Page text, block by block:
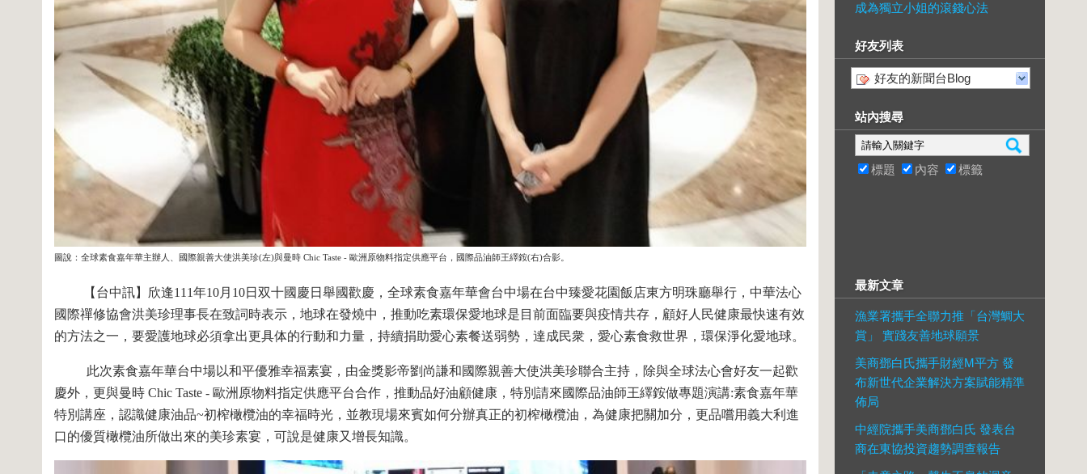
圖說：全球素食嘉年華主辦人、國際親善大使洪美珍(左)與曼時 Chic Taste - 歐洲原物料指定供應平台，國際品油師王繹銨(右)合影。
【台中訊】欣逢111年10月10日双十國慶日舉國歡慶，全球素食嘉年華會台中場在台中臻愛花園飯店東方明珠廳舉行，中華法心
國際禪修協會洪美珍理事長在致詞時表示，地球在發燒中，推動吃素環保愛地球是目前面臨要與疫情共存，顧好人民健康最快速有效
的方法之一，要愛護地球必須拿出更具体的行動和力量，持續捐助愛心素餐送弱勢，達成民衆，愛心素食救世界，環保淨化愛地球。
此次素食嘉年華台中場以和平優雅幸福素宴，由金獎影帝劉尚謙和國際親善大使洪美珍聯合主持，除與全球法心會好友一起歡
慶外，更與曼時 Chic Taste - 歐洲原物料指定供應平台合作，推動品好油顧健康，特別請來國際品油師王繹銨做專題演講:素食嘉年華
特別講座，認識健康油品~初榨橄欖油的幸福時光，並教現場來賓如何分辦真正的初榨橄欖油，為健康把關加分，更品嚐用義大利進
口的優質橄欖油所做出來的美珍素宴，可說是健康又增長知識。
成為獨立小姐的滾錢心法
好友列表
好友的新聞台Blog
站內搜尋
標題 內容 標籤
最新文章
漁業署攜手全聯力推「台灣鯛大
賞」 實踐友善地球願景
美商鄧白氏攜手財經M平方 發
布新世代企業解決方案賦能精準
佈局
中經院攜手美商鄧白氏 發表台
商在東協投資趨勢調查報告